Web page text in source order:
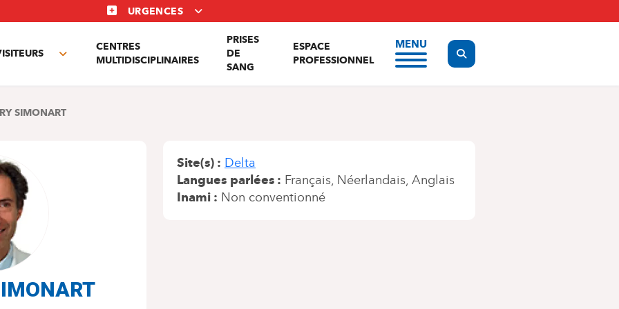
URGENCES
Toggle
CENTRES
MULTIDISCIPLINAIRES
PRISES
DE
SANG
ESPACE
PROFESSIONNEL
MENU
Display the search form
SIMONART
Site(s)
Delta
Langues parlées
Français Néerlandais Anglais
Inami
Non conventionné